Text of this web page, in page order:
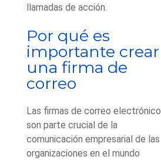
llamadas de acción.
Por qué es
importante crear
una firma de
correo
Las firmas de correo electrónico
son parte crucial de la
comunicación empresarial de las
organizaciones en el mundo